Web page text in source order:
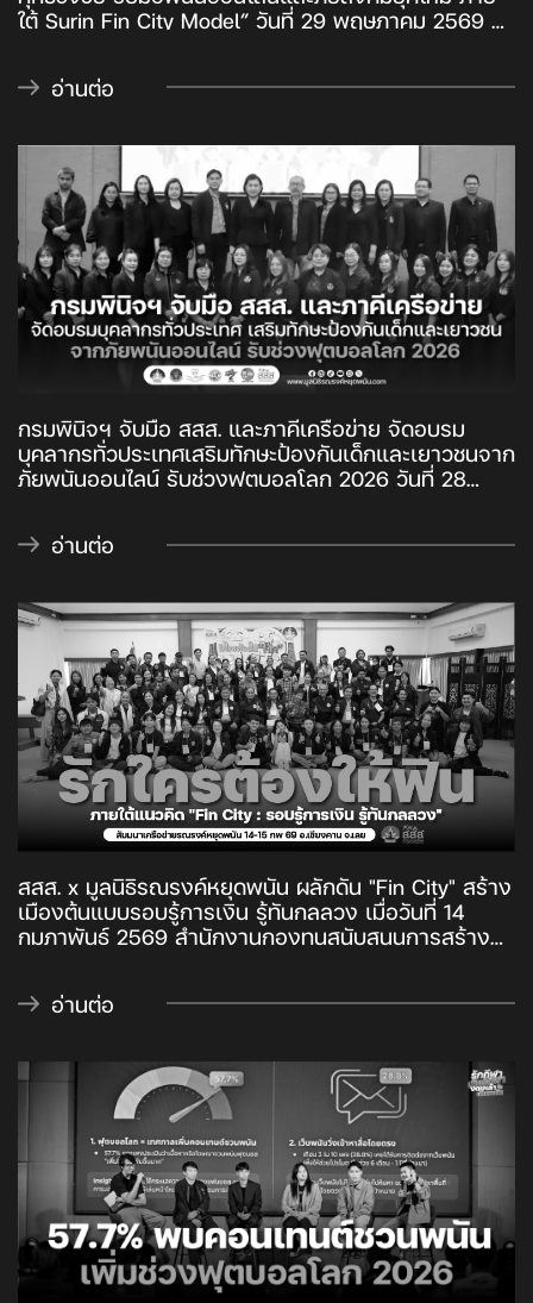
ใต้ Surin Fin City Model” วันที่ 29 พฤษภาคม 2569 ที่
“สถาบันครอบครัวเข้มแข็งจังหวัดสุรินทร์” ร่วมกับ
“มูลนิธิรณรงค์หยุดพนัน” ภายใต้การสนับสนุนของ
เวที “บูรณาการสานพลังภาคีเครือข่ายสุรินทร์สร้าง
เสริมสุขภาวะครอบครัวทุกช่วงวัย” เพื่อแลกเปลี่ยน
สถานการณ์ปัญหา เสริมพลังเครือข่าย และร่วมกันขับ
เคลื่อนงานสร้างเสริมสุขภาวะครอบครัวในระดับพื้นที่
ภายใต้แนวคิด “Surin Fin City Model”
อ่านต่อ
กรมพินิจฯ จับมือ สสส. และภาคีเครือข่าย จัดอบรม
บุคลากรทั่วประเทศเสริมทักษะป้องกันเด็กและเยาวชนจาก
ภัยพนันออนไลน์ รับช่วงฟุตบอลโลก 2026 วันที่ 28
จัด “โครงการอบรมบุคลากรเพื่อป้องกันการกระทำผิด
ของเด็กและเยาวชน (ด้านการพนัน)” ภายใต้ความร่วมมือ
เชิงรุก สร้างภูมิคุ้มกันให้เด็กและเยาวชนรู้เท่าทันพนัน
ออนไลน์ โดยเฉพาะช่วงการแข่งขันฟุตบอลโลก 2026
อ่านต่อ
สสส. x มูลนิธิรณรงค์หยุดพนัน ผลักดัน "Fin City" สร้าง
เมืองต้นแบบรอบรู้การเงิน รู้ทันกลลวง เมื่อวันที่ 14
กุมภาพันธ์ 2569 สำนักงานกองทุนสนับสนุนการสร้าง
เวทีสัมมนาเครือข่ายรณรงค์หยุดพนัน 10 จังหวัด ภายใต้
ชื่องาน "รักใครต้องให้ฟิน" ณ โรงแรมเชียงคาน ริเวอร์
กำหนดทิศทางการดำเนินงานในช่วงต่อไป โดยมีตัวแทน
จากลำปาง น่าน พะเยา สุรินทร์ กาฬสินธุ์ อุบลราชธานี
เลย สระบุรี พัทลุง และกรุงเทพมหานคร เข้าร่วม
อ่านต่อ